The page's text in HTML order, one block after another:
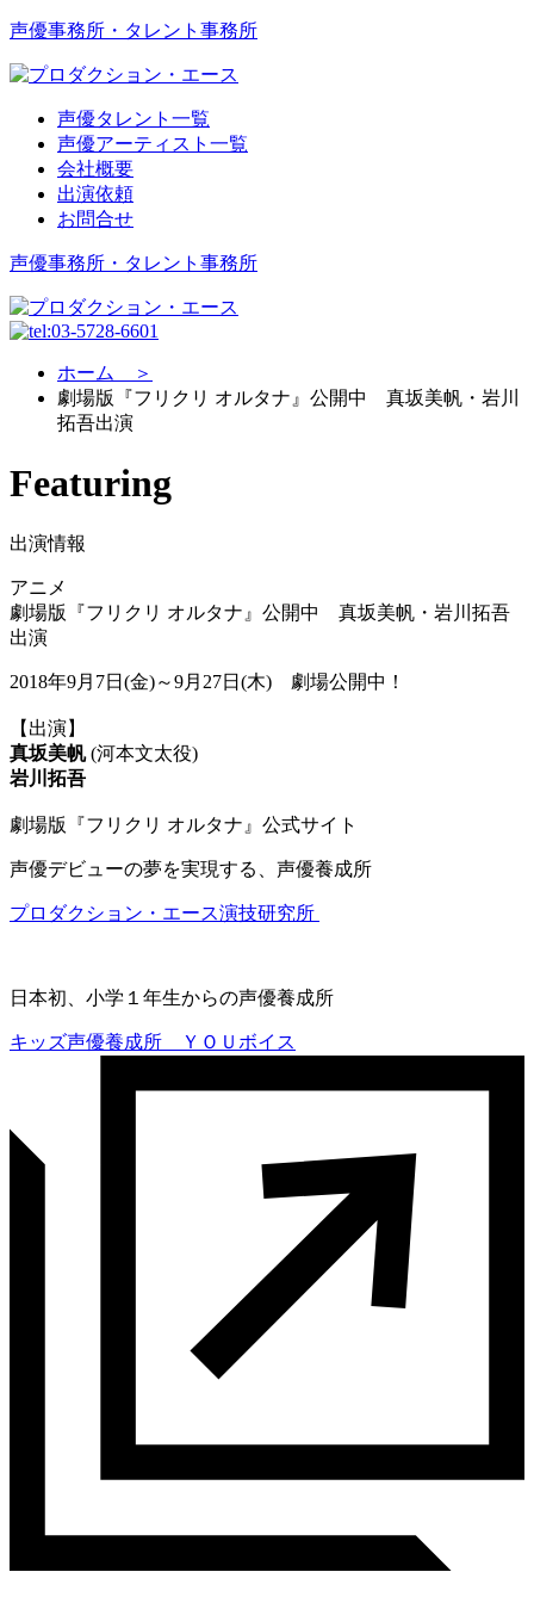
声優事務所・タレント事務所
声優タレント一覧
声優アーティスト一覧
会社概要
出演依頼
お問合せ
声優事務所・タレント事務所
ホーム ＞
劇場版『フリクリ オルタナ』公開中 真坂美帆・岩川
拓吾出演
Featuring
出演情報
アニメ
劇場版『フリクリ オルタナ』公開中 真坂美帆・岩川拓吾
出演
2018年9月7日(金)～9月27日(木) 劇場公開中！
【出演】
真坂美帆(河本文太役)
岩川拓吾
劇場版『フリクリ オルタナ』公式サイト
声優デビューの夢を実現する、声優養成所
プロダクション・エース演技研究所
日本初、小学１年生からの声優養成所
キッズ声優養成所 ＹＯＵボイス